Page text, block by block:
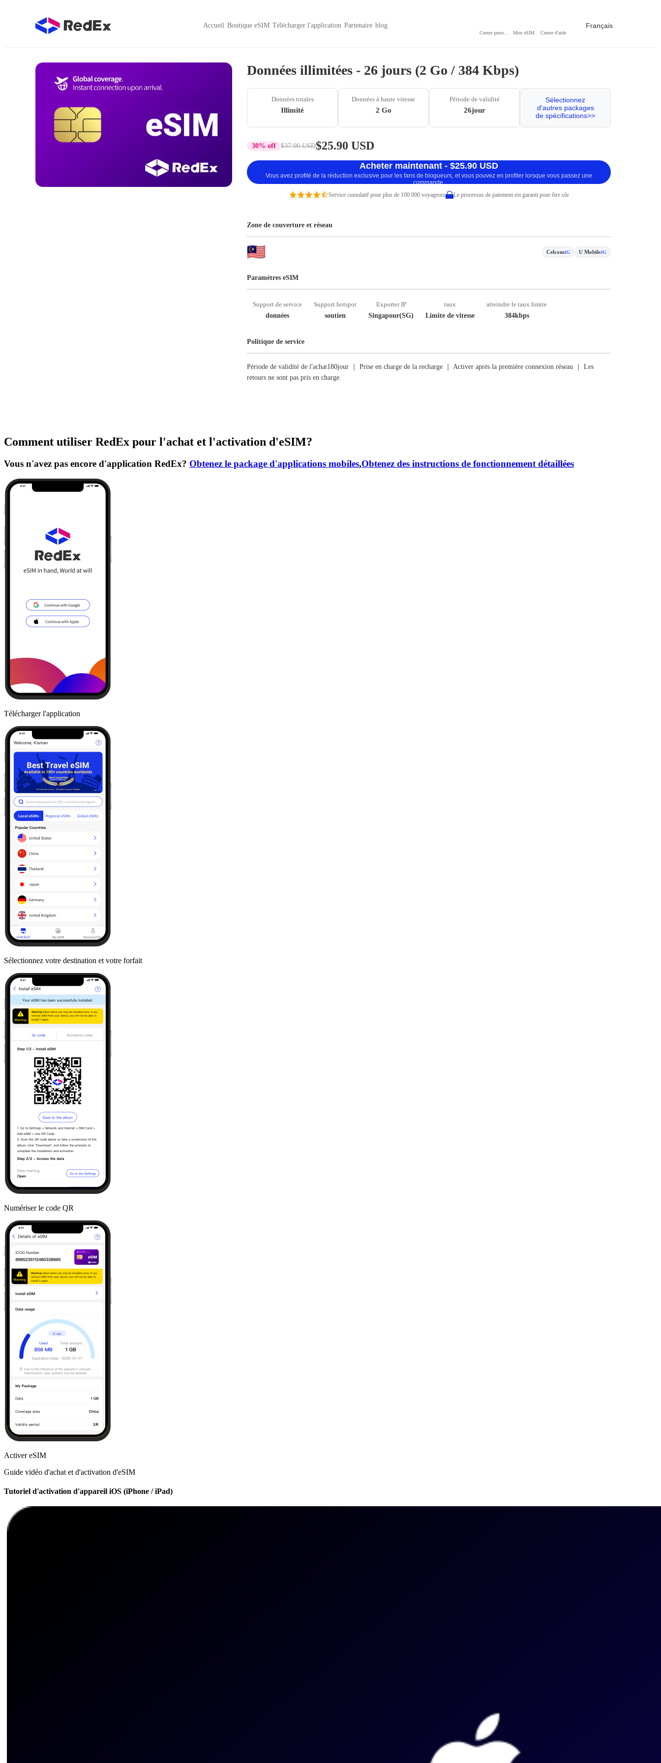
Accueil Boutique eSIM Télécharger l'application Partenaire blog
Mon eSIM Centre d'aide
Français
Données illimitées - 26 jours (2 Go / 384 Kbps)
Données totales
Illimité
Données à haute vitesse
2 Go
Période de validité
26jour
Sélectionnez
d'autres packages
de spécifications>>
30% off $37.00 USD$25.90 USD
Acheter maintenant - $25.90 USD
Vous avez profité de la réduction exclusive pour les fans de blogueurs, et vous pouvez en profiter lorsque vous passez une
commande.
Service cumulatif pour plus de 100 000 voyageurs
Le processus de paiement est garanti pour être sûr
Zone de couverture et réseau
Celcom4G U Mobile4G
Paramètres eSIM
Support de service
données
Support hotspot
soutien
Exporter IP
Singapour(SG)
taux
Limite de vitesse
atteindre le taux limite
384kbps
Politique de service
Période de validité de l'achat180jour ｜ Prise en charge de la recharge ｜ Activer après la première connexion réseau ｜ Les
retours ne sont pas pris en charge.
Comment utiliser RedEx pour l'achat et l'activation d'eSIM?
Vous n'avez pas encore d'application RedEx? Obtenez le package d'applications mobiles,Obtenez des instructions de fonctionnement détaillées
Télécharger l'application
Sélectionnez votre destination et votre forfait
Numériser le code QR
Activer eSIM
Guide vidéo d'achat et d'activation d'eSIM
Tutoriel d'activation d'appareil iOS (iPhone / iPad)